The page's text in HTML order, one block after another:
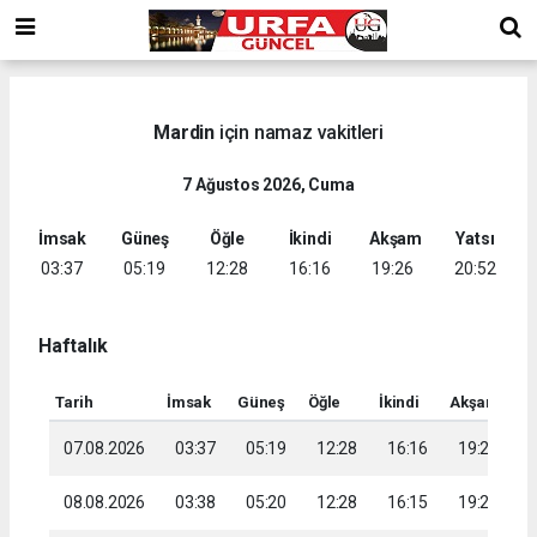
Mardiniçin namaz vakitleri
7 Ağustos 2026, Cuma
İmsak
03:37
Güneş
05:19
Öğle
12:28
İkindi
16:16
Akşam
19:26
Yatsı
20:52
Haftalık
Tarih İmsak Güneş Öğle İkindi Akşam
07.08.2026 03:37 05:19 12:28 16:16 19:26
08.08.2026 03:38 05:20 12:28 16:15 19:25